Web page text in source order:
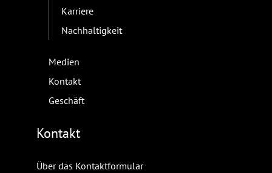
Karriere
Nachhaltigkeit
Medien
Kontakt
Geschäft
Kontakt
Über das Kontaktformular